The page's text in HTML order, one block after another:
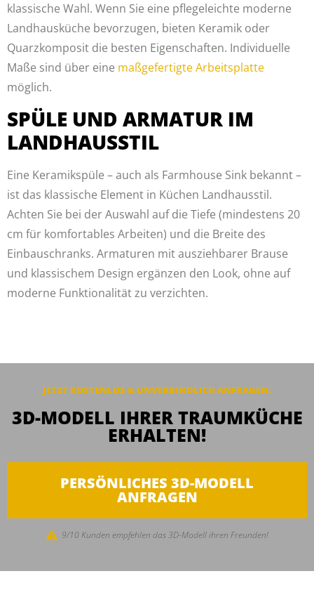
klassische Wahl. Wenn Sie eine pflegeleichte moderne
Landhausküche bevorzugen, bieten Keramik oder
Quarzkomposit die besten Eigenschaften. Individuelle
Maße sind über eine maßgefertigte Arbeitsplatte
möglich.
SPÜLE UND ARMATUR IM
LANDHAUSSTIL
Eine Keramikspüle – auch als Farmhouse Sink bekannt –
ist das klassische Element in Küchen Landhausstil.
Achten Sie bei der Auswahl auf die Tiefe (mindestens 20
cm für komfortables Arbeiten) und die Breite des
Einbauschranks. Armaturen mit ausziehbarer Brause
und klassischem Design ergänzen den Look, ohne auf
moderne Funktionalität zu verzichten.
JETZT KOSTENLOS & UNVERBINDLICH ANFRAGEN:
3D-MODELL IHRER TRAUMKÜCHE
ERHALTEN!
PERSÖNLICHES 3D-MODELL
ANFRAGEN
9/10 Kunden empfehlen das 3D-Modell ihren Freunden!